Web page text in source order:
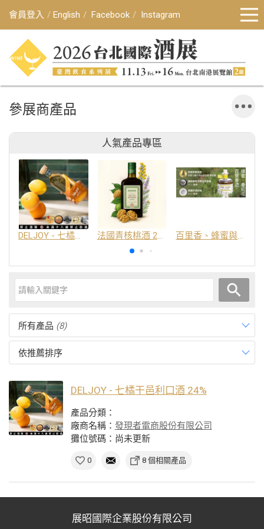
會員登入 English Facebook Instagram
參展商產品
人氣產品專區
DELJOY - 七橘干邑利口酒 24% 法國青核桃酒 25% 百里香、蜂蜜與番紅花酒
所有產品 (8)
依推薦排序
DELJOY - 七橘干邑利口酒 24%
產品分類：
廠商名稱： 發現者電商股份有限公司
攤位號碼：尚未更新
0 8 個相關產品
展昭國際企業股份有限公司